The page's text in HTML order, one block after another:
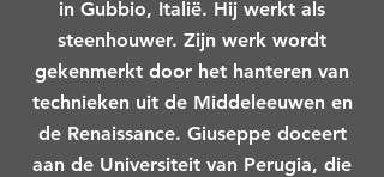
in Gubbio, Italië. Hij werkt als
steenhouwer. Zijn werk wordt
gekenmerkt door het hanteren van
technieken uit de Middeleeuwen en
de Renaissance. Giuseppe doceert
aan de Universiteit van Perugia, die